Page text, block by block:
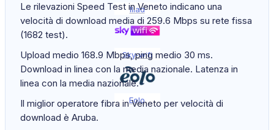
Iliad
Sky-wifi
Eolo
Le rilevazioni Speed Test in Veneto indicano una
velocità di download media di 259.6 Mbps su rete fissa
(1682 test).
Upload medio 168.9 Mbps, ping medio 30 ms.
Download in linea con la media nazionale. Latenza in
linea con la media nazionale.
Il miglior operatore fibra in Veneto per velocità di
download è Aruba.